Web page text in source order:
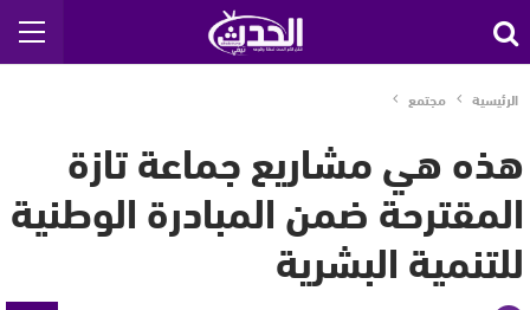
الرئيسية مجتمع
هذه هي مشاريع جماعة تازة
المقترحة ضمن المبادرة الوطنية
للتنمية البشرية